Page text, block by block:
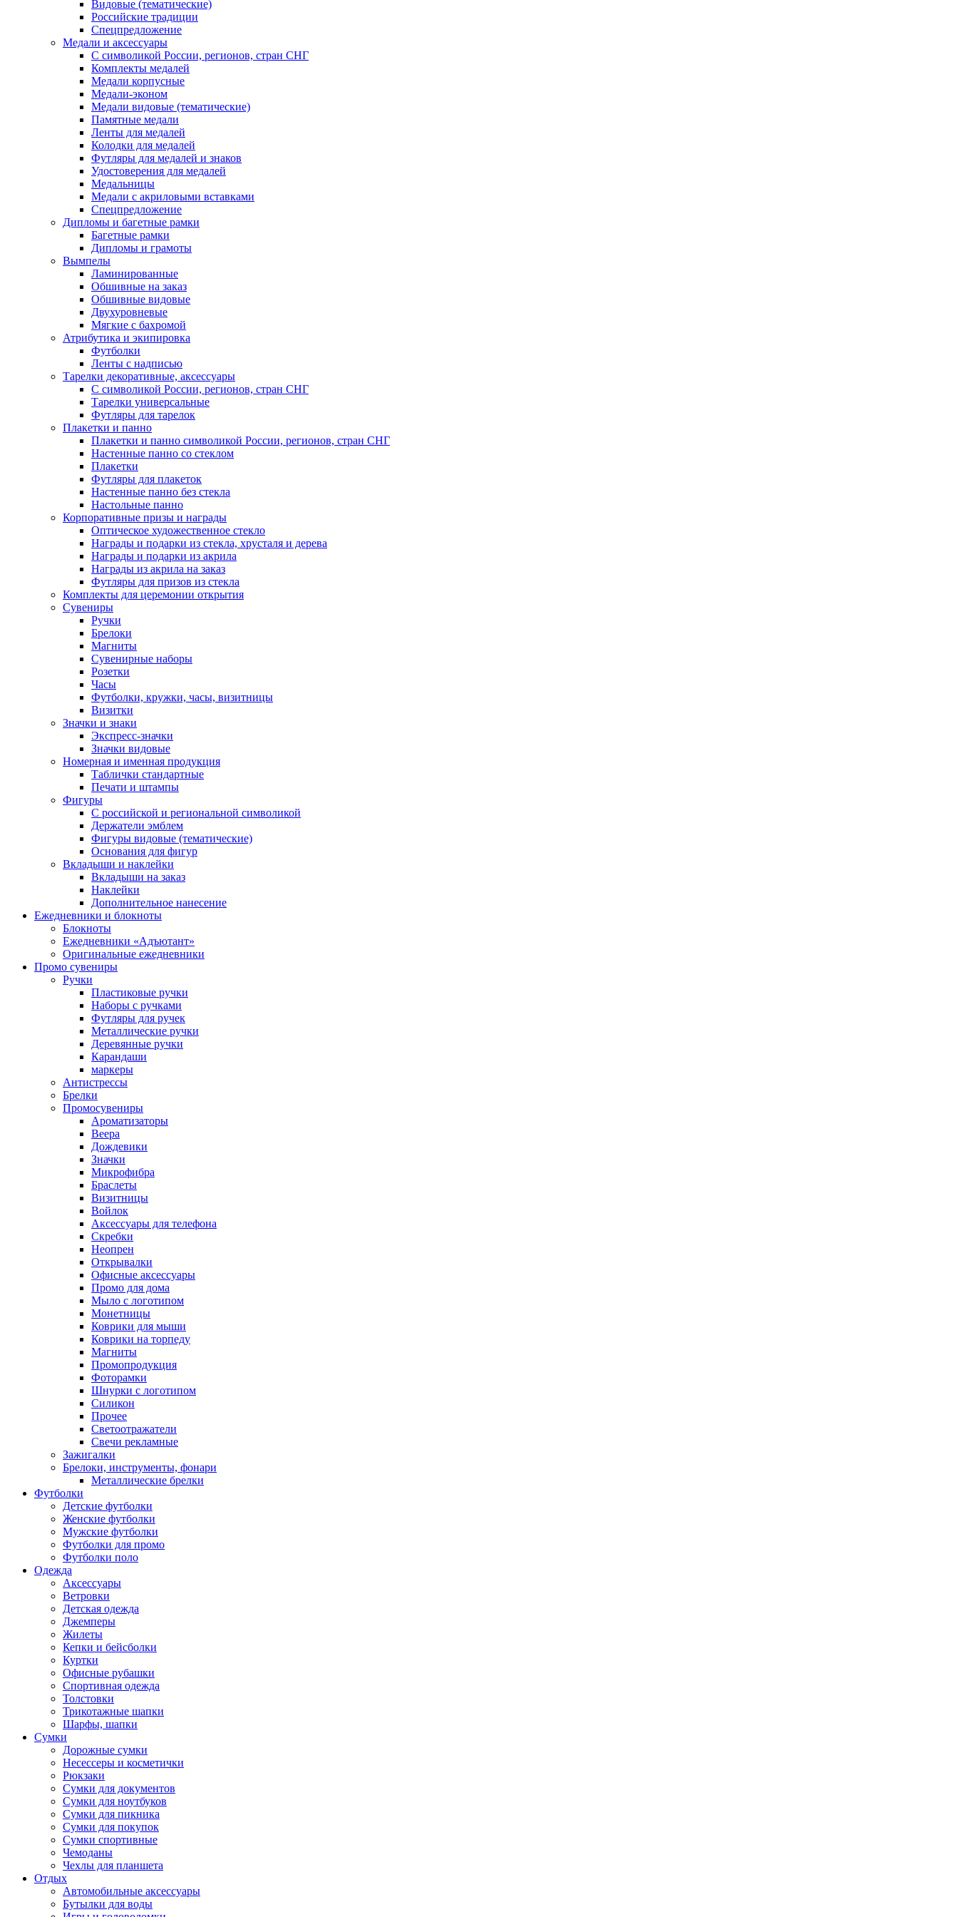
Видовые (тематические)
Российские традиции
Спецпредложение
Медали и аксессуары
С символикой России, регионов, стран СНГ
Комплекты медалей
Медали корпусные
Медали-эконом
Медали видовые (тематические)
Памятные медали
Ленты для медалей
Колодки для медалей
Футляры для медалей и знаков
Удостоверения для медалей
Медальницы
Медали с акриловыми вставками
Спецпредложение
Дипломы и багетные рамки
Багетные рамки
Дипломы и грамоты
Вымпелы
Ламинированные
Обшивные на заказ
Обшивные видовые
Двухуровневые
Мягкие с бахромой
Атрибутика и экипировка
Футболки
Ленты с надписью
Тарелки декоративные, аксессуары
С символикой России, регионов, стран СНГ
Тарелки универсальные
Футляры для тарелок
Плакетки и панно
Плакетки и панно символикой России, регионов, стран СНГ
Настенные панно со стеклом
Плакетки
Футляры для плакеток
Настенные панно без стекла
Настольные панно
Корпоративные призы и награды
Оптическое художественное стекло
Награды и подарки из стекла, хрусталя и дерева
Награды и подарки из акрила
Награды из акрила на заказ
Футляры для призов из стекла
Комплекты для церемонии открытия
Сувениры
Ручки
Брелоки
Магниты
Сувенирные наборы
Розетки
Часы
Футболки, кружки, часы, визитницы
Визитки
Значки и знаки
Экспресс-значки
Значки видовые
Номерная и именная продукция
Таблички стандартные
Печати и штампы
Фигуры
С российской и региональной символикой
Держатели эмблем
Фигуры видовые (тематические)
Основания для фигур
Вкладыши и наклейки
Вкладыши на заказ
Наклейки
Дополнительное нанесение
Ежедневники и блокноты
Блокноты
Ежедневники «Адъютант»
Оригинальные ежедневники
Промо сувениры
Ручки
Пластиковые ручки
Наборы с ручками
Футляры для ручек
Металлические ручки
Деревянные ручки
Карандаши
маркеры
Антистрессы
Брелки
Промосувениры
Ароматизаторы
Веера
Дождевики
Значки
Микрофибра
Браслеты
Визитницы
Войлок
Аксессуары для телефона
Cкребки
Неопрен
Открывалки
Офисные аксессуары
Промо для дома
Мыло с логотипом
Монетницы
Коврики для мыши
Коврики на торпеду
Магниты
Промопродукция
Фоторамки
Шнурки с логотипом
Силикон
Прочее
Светоотражатели
Свечи рекламные
Зажигалки
Брелоки, инструменты, фонари
Металлические брелки
Футболки
Детские футболки
Женские футболки
Мужские футболки
Футболки для промо
Футболки поло
Одежда
Аксессуары
Ветровки
Детская одежда
Джемперы
Жилеты
Кепки и бейсболки
Куртки
Офисные рубашки
Спортивная одежда
Толстовки
Трикотажные шапки
Шарфы, шапки
Сумки
Дорожные сумки
Несессеры и косметички
Рюкзаки
Сумки для документов
Сумки для ноутбуков
Сумки для пикника
Сумки для покупок
Сумки спортивные
Чемоданы
Чехлы для планшета
Отдых
Автомобильные аксессуары
Бутылки для воды